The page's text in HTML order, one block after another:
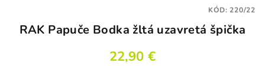
RAK Papuče Bodka žltá uzavretá špička
22,90 €
KÓD:220/22